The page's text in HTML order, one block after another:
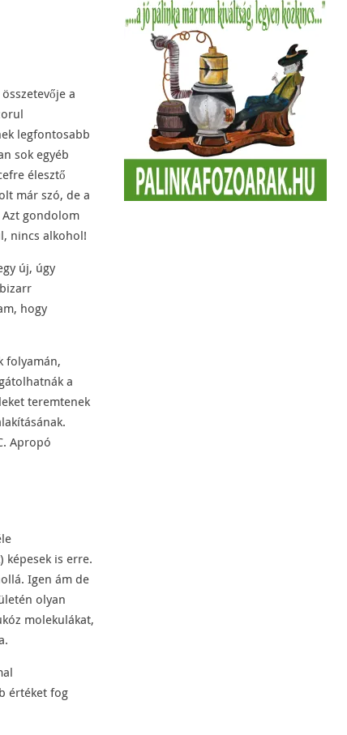
a
legfontosabb
sok egyéb
élesztő
már szó, de a
Azt gondolom
nincs alkohol!
új, úgy
hogy
folyamán,
a
teremtenek
Apropó
képesek is erre.
Igen ám de
olyan
molekulákat,
értéket fog